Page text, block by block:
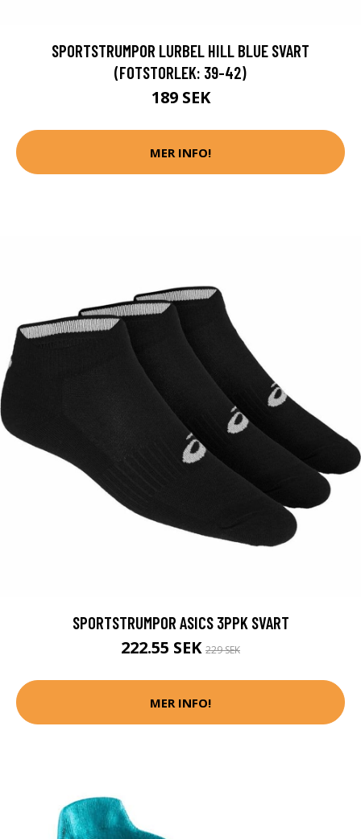
SPORTSTRUMPOR LURBEL HILL BLUE SVART
(FOTSTORLEK: 39-42)
189 SEK
MER INFO!
SPORTSTRUMPOR ASICS 3PPK SVART
222.55 SEK 229 SEK
MER INFO!